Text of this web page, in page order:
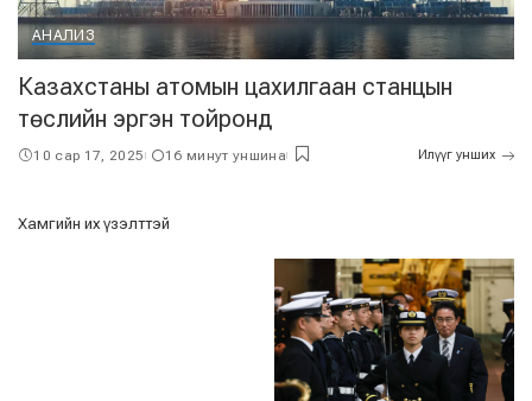
АНАЛИЗ
Казахстаны атомын цахилгаан станцын
төслийн эргэн тойронд
10 сар 17, 2025 16 минут уншина Илүүг унших
Хамгийн их үзэлттэй